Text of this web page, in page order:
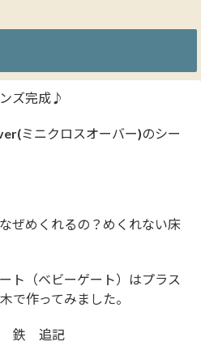
ズ完成♪
ミニクロスオーバー)のシー
ぜめくれるの？めくれない床
ト（ベビーゲート）はプラス
で作ってみました。
鉄 追記